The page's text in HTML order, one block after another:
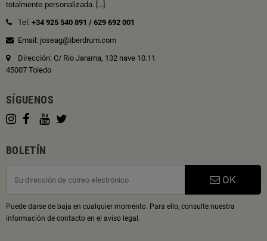
totalmente personalizada. [...]
Tel: +34 925 540 891 / 629 692 001
Email: joseag@iberdrum.com
Dirección: C/ Rio Jarama, 132 nave 10.11
45007 Toledo
SÍGUENOS
BOLETÍN
OK
Puede darse de baja en cualquier momento. Para ello, consulte nuestra
información de contacto en el aviso legal.